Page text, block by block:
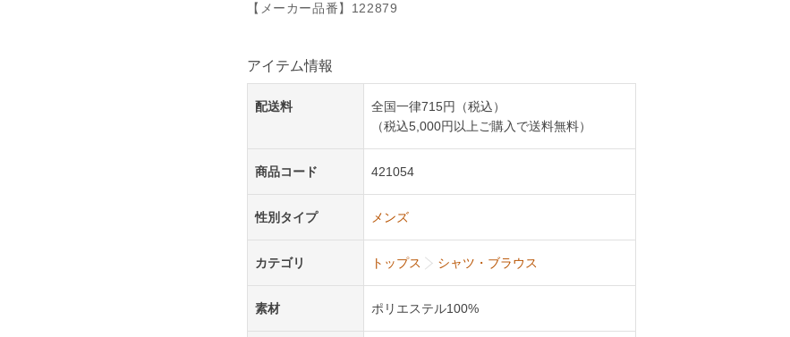
【メーカー品番】122879
アイテム情報
配送料
全国一律715円（税込）
（税込5,000円以上ご購入で送料無料）
商品コード 421054
性別タイプ メンズ
カテゴリ トップス シャツ・ブラウス
素材 ポリエステル100%